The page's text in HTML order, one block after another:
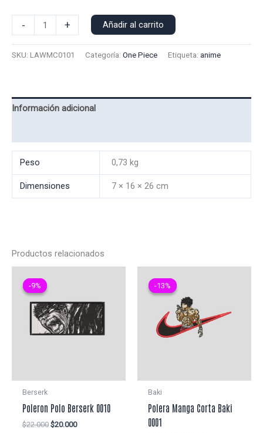
-
Manga
+ Añadir al carrito
SKU: LAWMC0101 Categoría: One Piece Etiqueta: anime
Información adicional
Peso 0,73 kg
Dimensiones 7 × 16 × 26 cm
Productos relacionados
-9%
-9%
Berserk
Poleron Polo Berserk 0010
$22.000 El
$20.000El
-13%
-13%
Baki
Polera Manga Corta Baki
0001